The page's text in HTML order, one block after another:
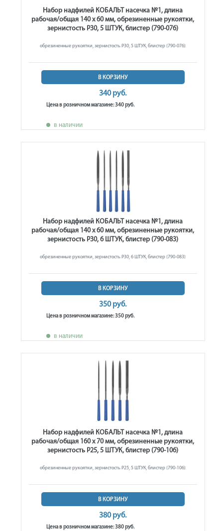
Набор надфилей КОБАЛЬТ насечка №1, длина
рабочая/общая 140 х 60 мм, обрезиненные рукоятки,
зернистость Р30, 5 ШТУК, блистер (790-076)
обрезиненные рукоятки, зернистость Р30, 5 ШТУК, блистер (790-076)
В КОРЗИНУ
340 руб.
Цена в розничном магазине: 340 руб.
в наличии
Набор надфилей КОБАЛЬТ насечка №1, длина
рабочая/общая 140 х 60 мм, обрезиненные рукоятки,
зернистость Р30, 6 ШТУК, блистер (790-083)
обрезиненные рукоятки, зернистость Р30, 6 ШТУК, блистер (790-083)
В КОРЗИНУ
350 руб.
Цена в розничном магазине: 350 руб.
в наличии
Набор надфилей КОБАЛЬТ насечка №1, длина
рабочая/общая 160 х 70 мм, обрезиненные рукоятки,
зернистость Р25, 5 ШТУК, блистер (790-106)
обрезиненные рукоятки, зернистость Р25, 5 ШТУК, блистер (790-106)
В КОРЗИНУ
380 руб.
Цена в розничном магазине: 380 руб.